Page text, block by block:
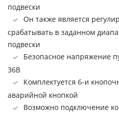
подвески
Он также является
срабатывать в заданном
подвески
Безопасное напряжение
36В
Комплектуется 6-и
аварийной кнопкой
Возможно подключение